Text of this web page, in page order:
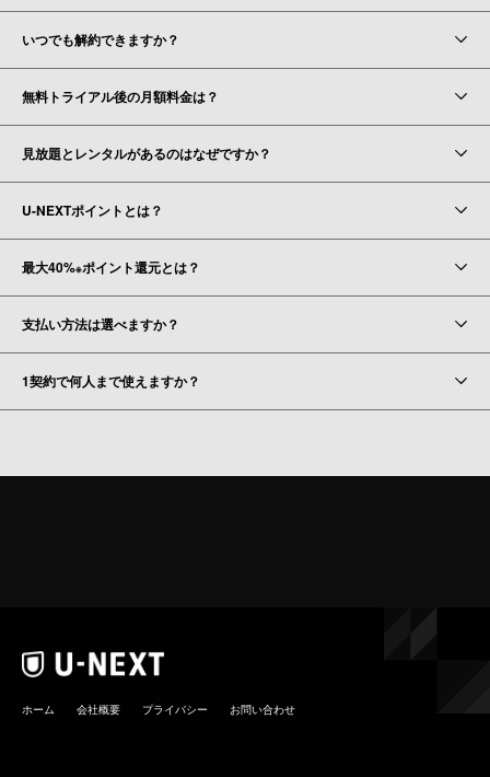
いつでも解約できますか？
無料トライアル後の月額料金は？
見放題とレンタルがあるのはなぜですか？
U-NEXTポイントとは？
最大40%※ポイント還元とは？
支払い方法は選べますか？
1契約で何人まで使えますか？
ホーム 会社概要 プライバシー お問い合わせ